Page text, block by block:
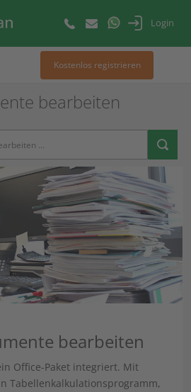
Login
Kostenlos registrieren
bearbeiten
bearbeiten
Office-Paket integriert. Mit
Tabellenkalkulationsprogramm,